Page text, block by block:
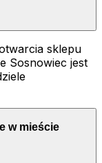
sklepu
Sosnowiec jest
w mieście